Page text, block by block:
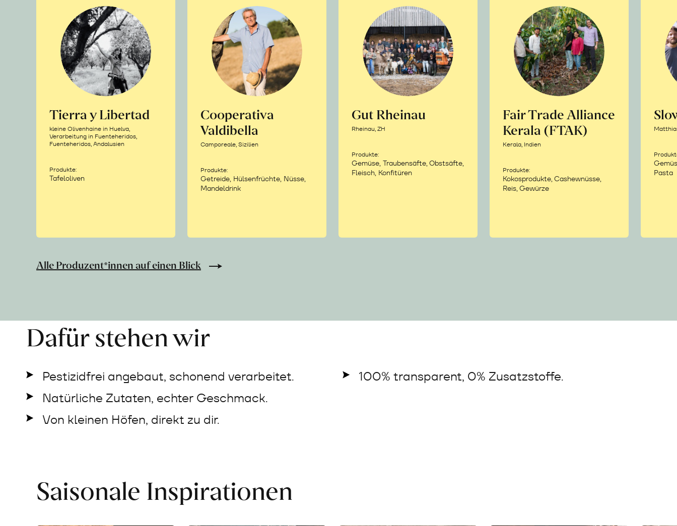
Tierra y Libertad
kleine Olivenhaine in Huelva,
Verarbeitung in Fuenteheridos,
Fuenteheridos, Andalusien
Produkte:
Tafeloliven
Cooperativa
Valdibella
Camporeale, Sizilien
Produkte:
Getreide, Hülsenfrüchte, Nüsse,
Mandeldrink
Gut Rheinau
Rheinau, ZH
Produkte:
Gemüse, Traubensäfte, Obstsäfte,
Fleisch, Konfitüren
Fair Trade Alliance
Kerala (FTAK)
Kerala, Indien
Produkte:
Kokosprodukte, Cashewnüsse,
Reis, Gewürze
Pasta
Alle Produzent*innen auf einen Blick
Dafür stehen wir
Pestizidfrei angebaut, schonend verarbeitet.
Natürliche Zutaten, echter Geschmack.
Von kleinen Höfen, direkt zu dir.
100% transparent, 0% Zusatzstoffe.
Saisonale Inspirationen